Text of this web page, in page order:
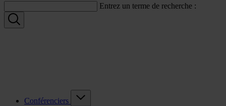
Entrez un terme de recherche :
Conférenciers